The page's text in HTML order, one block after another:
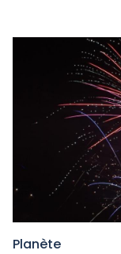
Planète